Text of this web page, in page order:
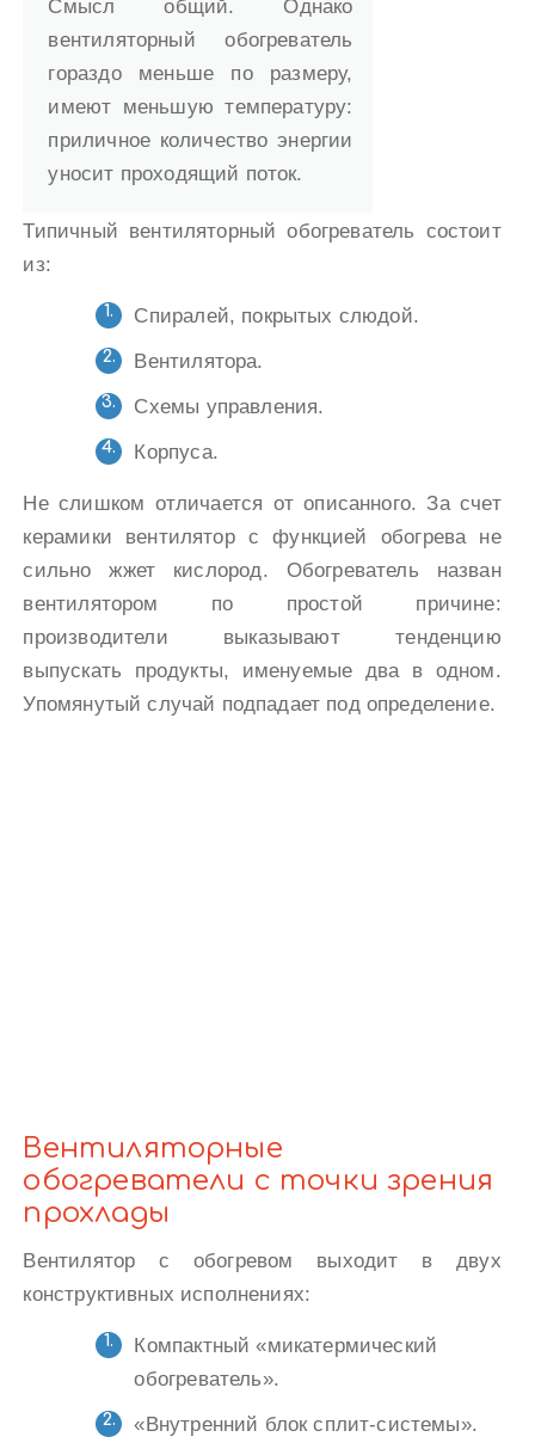
Смысл общий. Однако
вентиляторный обогреватель
гораздо меньше по размеру,
имеют меньшую температуру:
приличное количество энергии
уносит проходящий поток.
Типичный вентиляторный обогреватель состоит
из:
Спиралей, покрытых слюдой.
Вентилятора.
Схемы управления.
Корпуса.
Не слишком отличается от описанного. За счет
керамики вентилятор с функцией обогрева не
сильно жжет кислород. Обогреватель назван
вентилятором по простой причине:
производители выказывают тенденцию
выпускать продукты, именуемые два в одном.
Упомянутый случай подпадает под определение.
Вентиляторные
обогреватели с точки зрения
прохлады
Вентилятор с обогревом выходит в двух
конструктивных исполнениях:
Компактный «микатермический
обогреватель».
«Внутренний блок сплит-системы».